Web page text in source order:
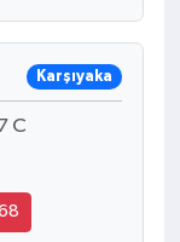
Karşıyaka
C